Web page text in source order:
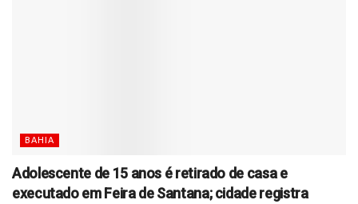
BAHIA
Adolescente de 15 anos é retirado de casa e
executado em Feira de Santana; cidade registra